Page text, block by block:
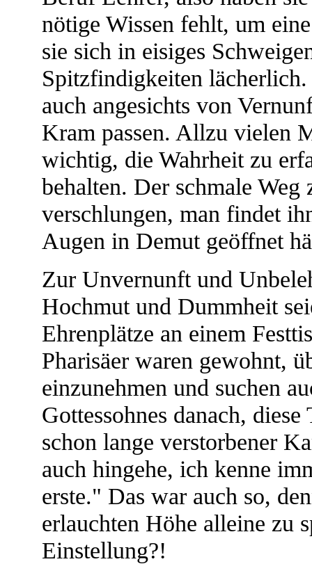
nötige Wissen fehlt, um
sie sich in eisiges
Spitzfindigkeiten
auch angesichts von
Kram passen. Allzu vielen
wichtig, die Wahrheit zu
behalten. Der schmale
verschlungen, man findet
Augen in Demut geöffnet
Zur Unvernunft und
Hochmut und Dummheit
Ehrenplätze an einem
Pharisäer waren gewohnt,
einzunehmen und suchen
Gottessohnes danach,
schon lange verstorbener
auch hingehe, ich kenne
erste." Das war auch so,
erlauchten Höhe alleine zu
Einstellung?!